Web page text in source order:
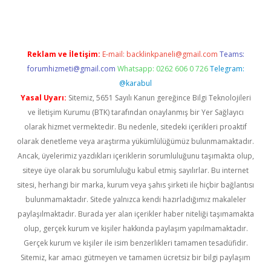
Reklam ve İletişim: E-mail: backlinkpaneli@gmail.com Teams:
forumhizmeti@gmail.com Whatsapp: 0262 606 0 726 Telegram:
@karabul
Yasal Uyarı: Sitemiz, 5651 Sayılı Kanun gereğince Bilgi Teknolojileri
ve İletişim Kurumu (BTK) tarafından onaylanmış bir Yer Sağlayıcı
olarak hizmet vermektedir. Bu nedenle, sitedeki içerikleri proaktif
olarak denetleme veya araştırma yükümlülüğümüz bulunmamaktadır.
Ancak, üyelerimiz yazdıkları içeriklerin sorumluluğunu taşımakta olup,
siteye üye olarak bu sorumluluğu kabul etmiş sayılırlar. Bu internet
sitesi, herhangi bir marka, kurum veya şahıs şirketi ile hiçbir bağlantısı
bulunmamaktadır. Sitede yalnızca kendi hazırladığımız makaleler
paylaşılmaktadır. Burada yer alan içerikler haber niteliği taşımamakta
olup, gerçek kurum ve kişiler hakkında paylaşım yapılmamaktadır.
Gerçek kurum ve kişiler ile isim benzerlikleri tamamen tesadüfidir.
Sitemiz, kar amacı gütmeyen ve tamamen ücretsiz bir bilgi paylaşım